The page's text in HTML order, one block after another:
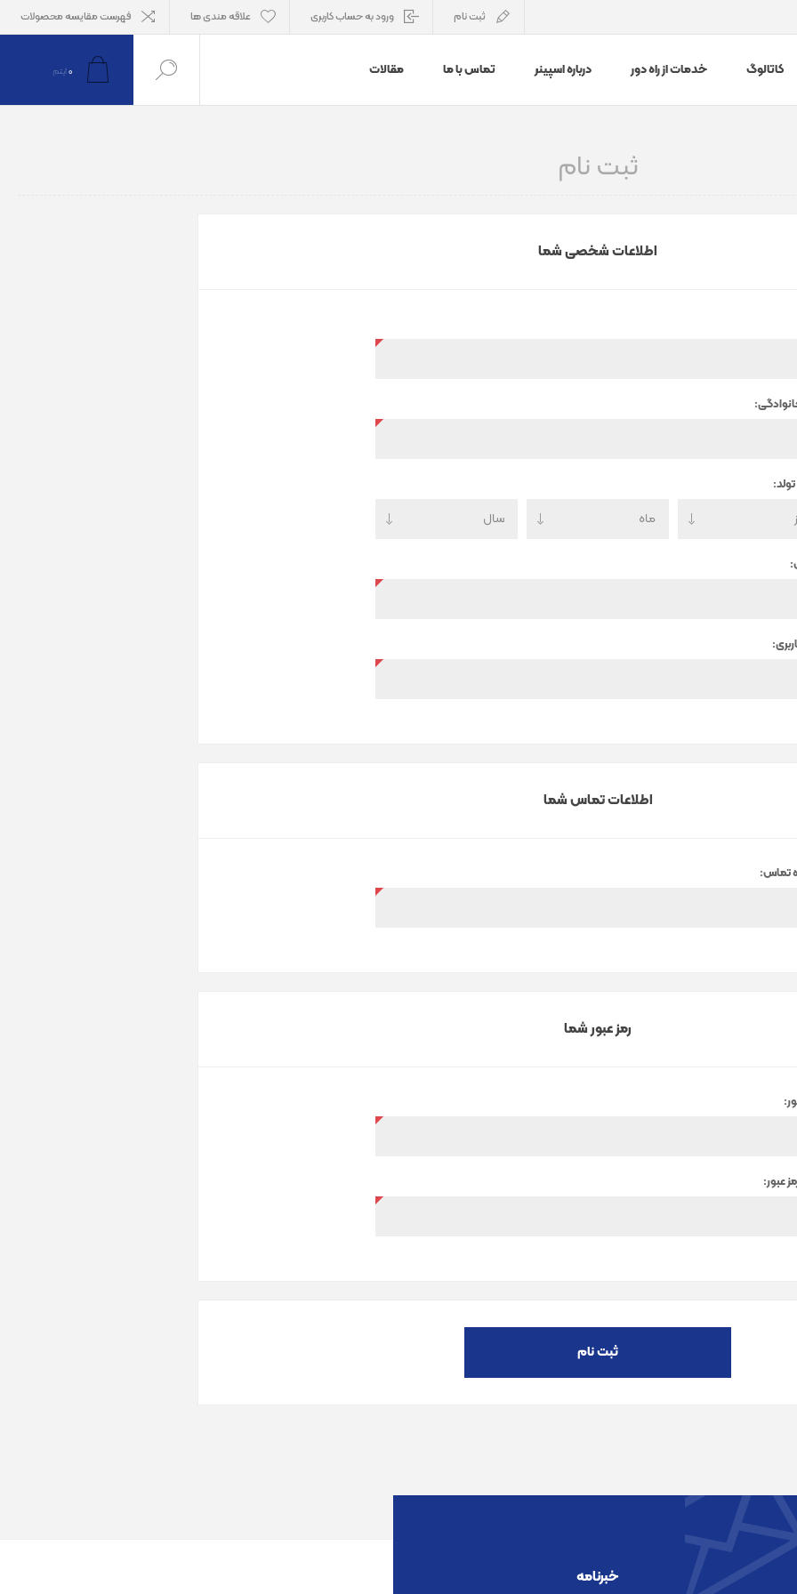
ثبت نام ورود به حساب کاربری علاقه مندی ها فهرست مقایسه محصولات
کاتالوگ خدمات از راه دور درباره اسپینر تماس با ما مقالات 0آیتم
ثبت نام
اطلاعات شخصی شما
اطلاعات تماس شما
تماس:
رمز عبور شما
عبور:
ثبت نام
خبرنامه